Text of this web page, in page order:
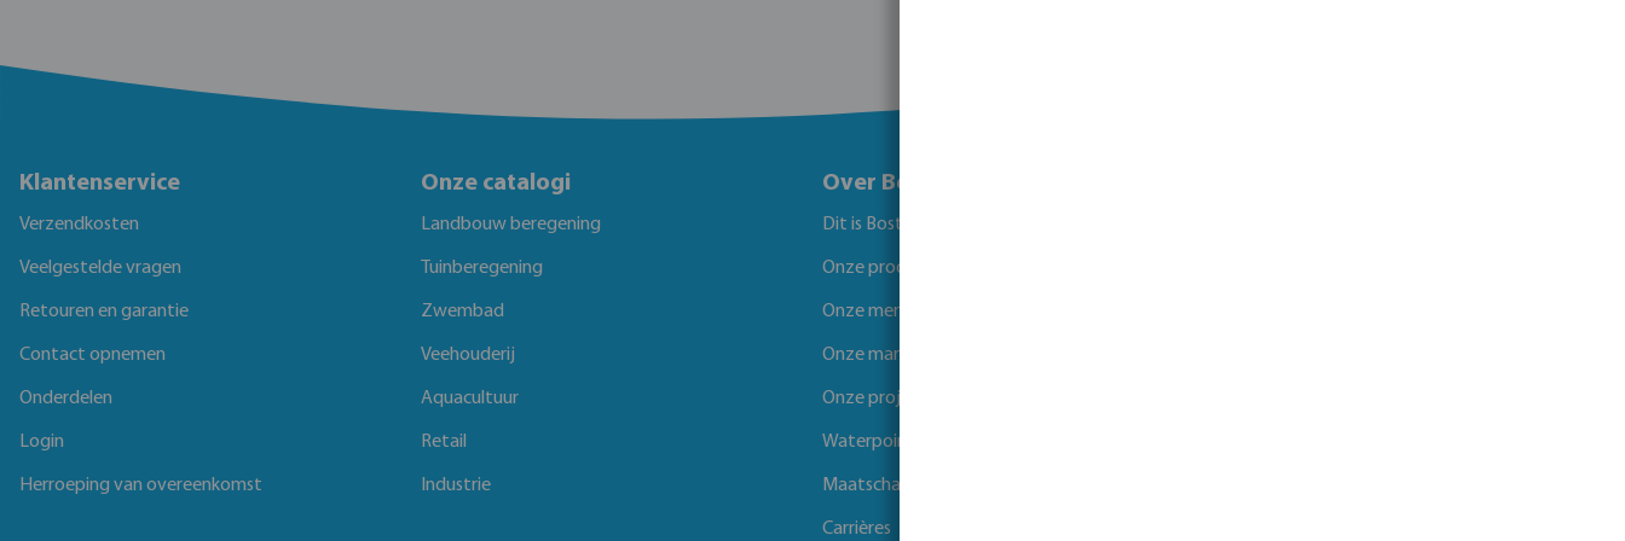
Klantenservice
Verzendkosten
Veelgestelde vragen
Retouren en garantie
Contact opnemen
Onderdelen
Login
Herroeping van overeenkomst
Onze catalogi
Landbouw beregening
Tuinberegening
Zwembad
Veehouderij
Aquacultuur
Retail
Industrie
Over Bosta
Dit is Bosta
Onze producten
Onze merken
Onze markten
Onze projecten
Waterpoints
Maatschappelijk verantwoord ondernemen
Carrières